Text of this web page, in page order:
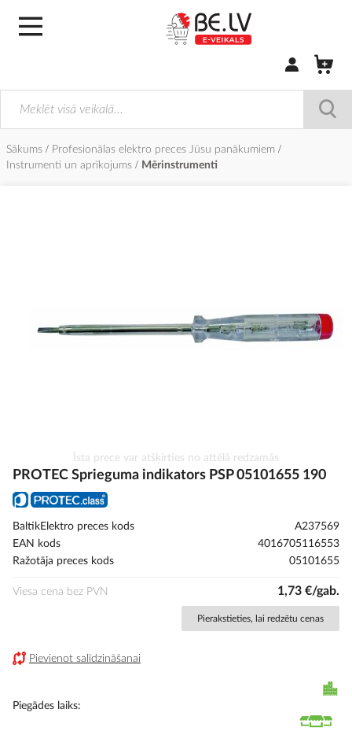
Pierakstīties/
Sākums
Profesionālas elektro preces Jūsu panākumiem
Instrumenti un aprīkojums
Mērinstrumenti
uz
sākumu
Īsta prece var atšķirties no attēlā redzamās
PROTEC Sprieguma indikators PSP 05101655 190
BaltikElektro preces kods
A237569
EAN kods
4016705116553
Ražotāja preces kods
05101655
Viesa cena bez PVN 1,73 €/gab.
Pierakstieties, lai redzētu cenas
Pievienot salīdzināšanai
Piegādes laiks